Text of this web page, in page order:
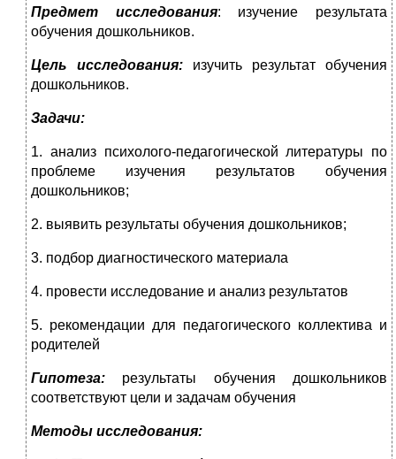
Предмет исследования: изучение результата
обучения дошкольников.
Цель исследования: изучить результат обучения
дошкольников.
Задачи:
1. анализ психолого-педагогической литературы по
проблеме изучения результатов обучения
дошкольников;
2. выявить результаты обучения дошкольников;
3. подбор диагностического материала
4. провести исследование и анализ результатов
5. рекомендации для педагогического коллектива и
родителей
Гипотеза: результаты обучения дошкольников
соответствуют цели и задачам обучения
Методы исследования: